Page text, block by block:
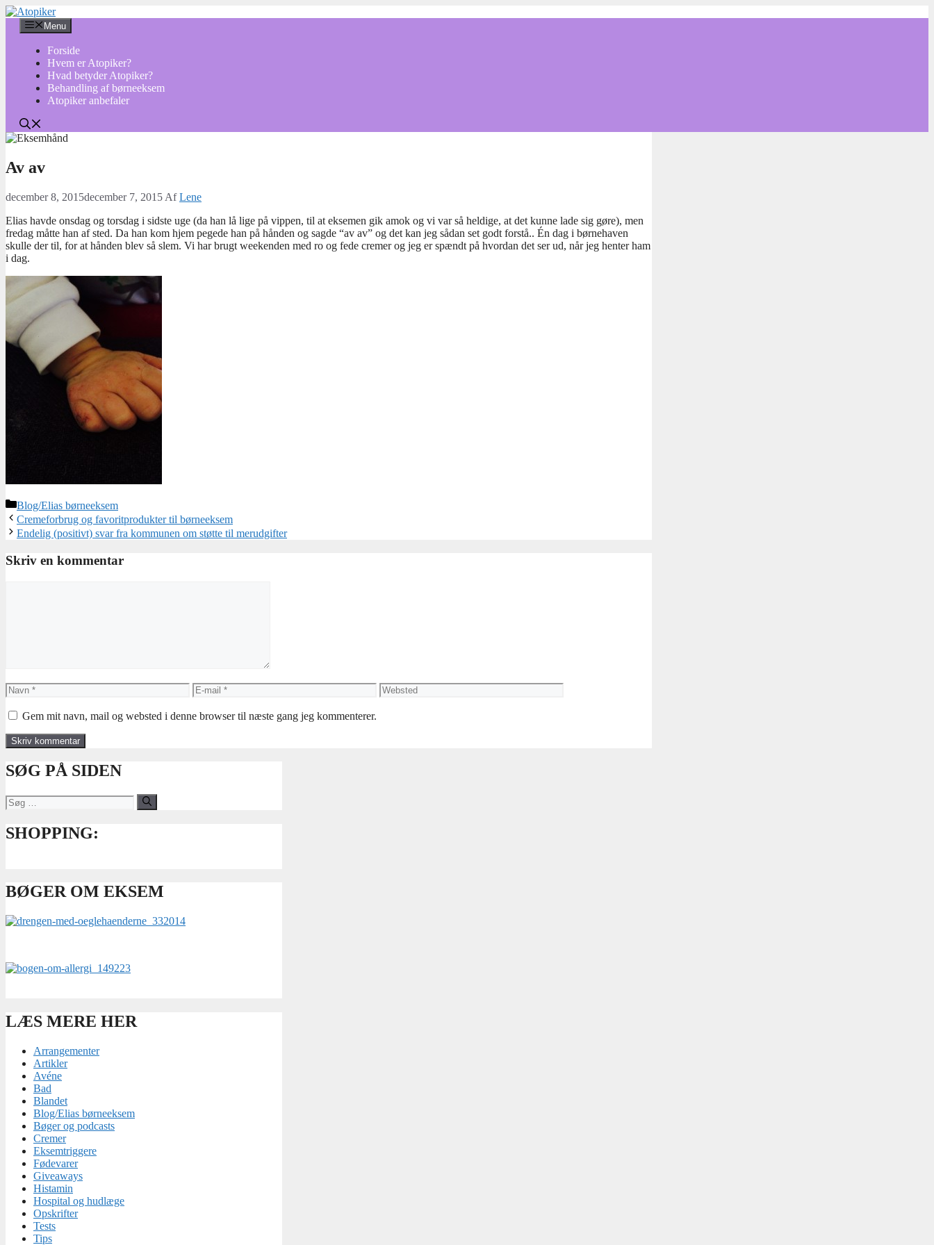
Hop
indhold
Menu
Forside
Hvem er Atopiker?
Hvad betyder Atopiker?
Behandling af børneeksem
Atopiker anbefaler
Av av
december 8, 2015december 7, 2015 AfLene
Elias havde onsdag og torsdag i sidste uge (da han lå lige på vippen, til at eksemen gik amok og vi var så heldige, at det kunne lade sig gøre), men
fredag måtte han af sted. Da han kom hjem pegede han på hånden og sagde “av av” og det kan jeg sådan set godt forstå.. Én dag i børnehaven
skulle der til, for at hånden blev så slem. Vi har brugt weekenden med ro og fede cremer og jeg er spændt på hvordan det ser ud, når jeg henter ham
i dag.
Kategorier
Blog/Elias børneeksem
Cremeforbrug og favoritprodukter til børneeksem
Endelig (positivt) svar fra kommunen om støtte til merudgifter
Skriv en kommentar
Navn
E-
mail
Websted
Gem mit navn, mail og websted i denne browser til næste gang jeg kommenterer.
SØG PÅ SIDEN
Søg
efter:
SHOPPING:
BØGER OM EKSEM
LÆS MERE HER
Arrangementer
Artikler
Avéne
Bad
Blandet
Blog/Elias børneeksem
Bøger og podcasts
Cremer
Eksemtriggere
Fødevarer
Giveaways
Histamin
Hospital og hudlæge
Opskrifter
Tests
Tips